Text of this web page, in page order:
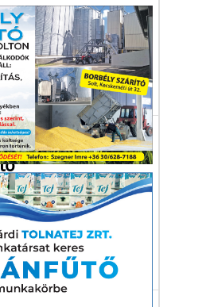
az emberi vizelet
rejlő lehetőségekre.
műtrágya
és
télálló citrom (Poncirus
(Rutaceae)
citrusfélé